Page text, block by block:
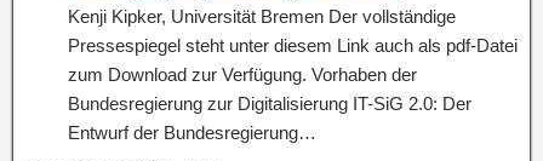
Kenji Kipker, Universität Bremen Der vollständige
Pressespiegel steht unter diesem Link auch als pdf-Datei
zum Download zur Verfügung. Vorhaben der
Bundesregierung zur Digitalisierung IT-SiG 2.0: Der
Entwurf der Bundesregierung…